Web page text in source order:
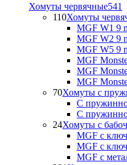
Хомуты червячные541
110Хомуты
MGF W1 9
MGF W2 9
MGF W5 9
MGF
MGF
MGF
70Хомуты с
С
С
24Хомуты с
MGF с
MGF с
MGF с